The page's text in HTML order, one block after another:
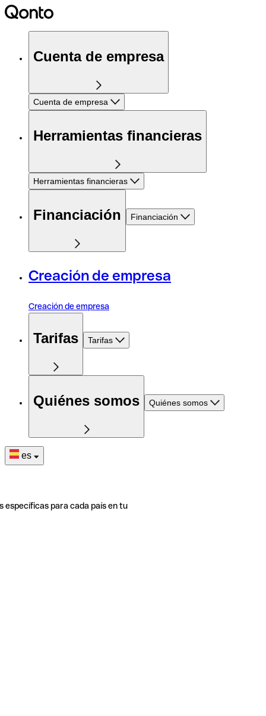
Cuenta de empresa
Cuenta de empresa
Herramientas financieras
Herramientas financieras
Financiación Financiación
Creación de empresa
Creación de empresa
Tarifas Tarifas
Quiénes somos Quiénes somos
es
específicas para cada país en tu